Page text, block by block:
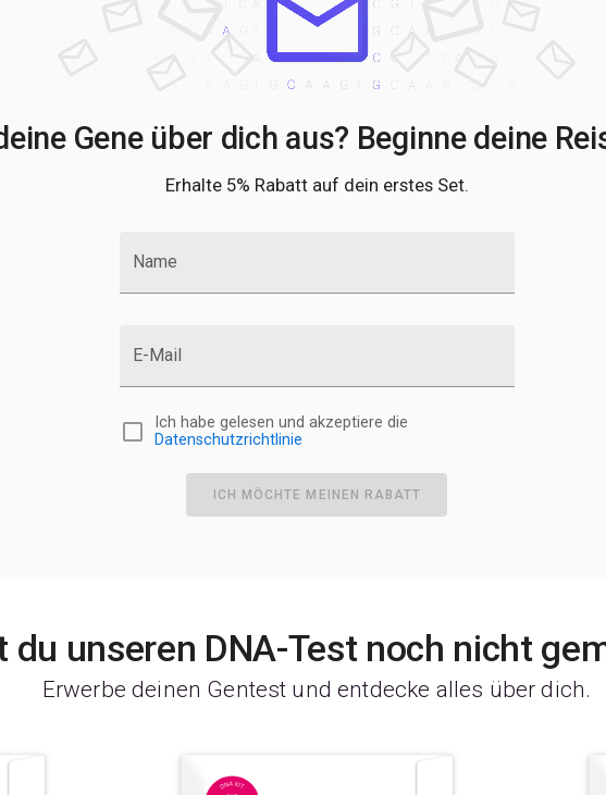
Gene über dich aus? Beginne deine
Erhalte 5% Rabatt auf dein erstes Set.
Name
E-Mail
Ich habe gelesen und akzeptiere die
Datenschutzrichtlinie
ICH MÖCHTE MEINEN RABATT
du unseren DNA-Test noch nicht
Erwerbe deinen Gentest und entdecke alles über dich.